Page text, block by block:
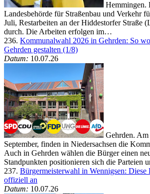
Hemmingen.
Landesbehörde für Straßenbau und Verkehr
Juli, Restarbeiten an der Hiddestorfer Straße
durch. Die Arbeiten erfolgen im…
236. Kommunalwahl 2026 in Gehrden: So
Gehrden gestalten (1/8)
Datum: 10.07.26
Gehrden. Am
September, finden in Niedersachsen die
Auch in Gehrden wählen die Bürger einen
Standpunkten positionieren sich die Parteien
237. Bürgermeisterwahl in Wennigsen: Diese
offiziell an
Datum: 10.07.26